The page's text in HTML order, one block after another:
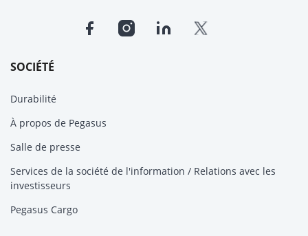
SOCIÉTÉ
Durabilité
À propos de Pegasus
Salle de presse
Services de la société de l'information / Relations avec les
investisseurs
Pegasus Cargo